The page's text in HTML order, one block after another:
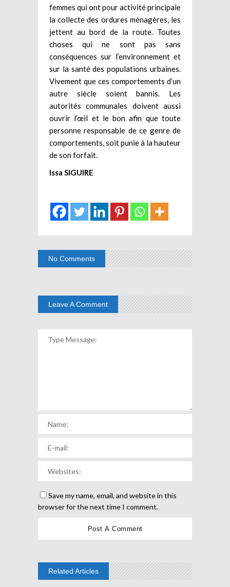
femmes qui ont pour activité principale
la collecte des ordures ménagères, les
jettent au bord de la route. Toutes
choses qui ne sont pas sans
conséquences sur l’environnement et
sur la santé des populations urbaines.
Vivement que ces comportements d’un
autre siècle soient bannis. Les
autorités communales doivent aussi
ouvrir l’œil et le bon afin que toute
personne responsable de ce genre de
comportements, soit punie à la hauteur
de son forfait.
Issa SIGUIRE
No Comments
Leave A Comment
Save my name, email, and website in this
browser for the next time I comment.
Related Articles